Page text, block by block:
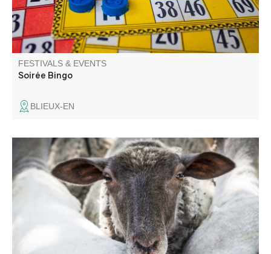
FESTIVALS & EVENTS
Soirée Bingo
BLIEUX-EN
Join us for the "Revendran", the festival of the
"démontagnée", to share a moment of conviviality and
taste the shepherds' soup prepared by the villagers.